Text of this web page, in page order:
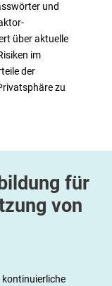
und
über aktuelle
im
der
zu
für
von
kontinuierliche